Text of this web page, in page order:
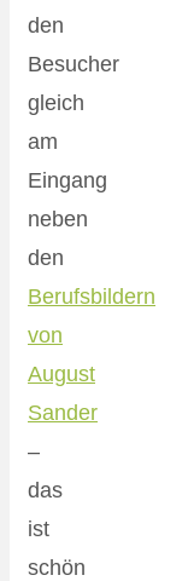
den
Besucher
gleich
am
Eingang
neben
den
Berufsbildern
von
August
Sander
–
das
ist
schön